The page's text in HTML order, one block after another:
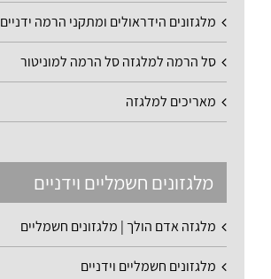
מלגזונים הידראולים ומתקני הרמה ידניים
סל הרמה למלגזה סל הרמה למוניטור
מאריכים למלגזה
מלגזונים חשמליים וידניים
מלגזה אדם הולך | מלגזונים חשמליים
מלגזונים חשמליים וידניים